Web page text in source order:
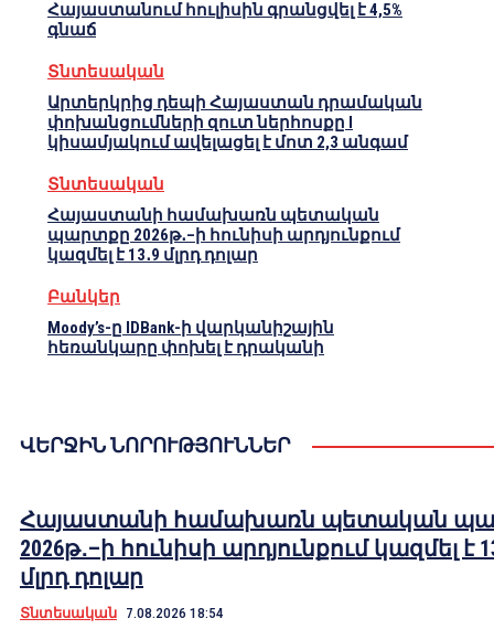
Հայաստանում հուլիսին գրանցվել է 4,5%
գնաճ
Տնտեսական
Արտերկրից դեպի Հայաստան դրամական
փոխանցումների զուտ ներհոսքը I
կիսամյակում ավելացել է մոտ 2,3 անգամ
Տնտեսական
Հայաստանի համախառն պետական
պարտքը 2026թ․–ի հունիսի արդյունքում
կազմել է 13․9 մլրդ դոլար
Բանկեր
Moody’s-ը IDBank-ի վարկանիշային
հեռանկարը փոխել է դրականի
ՎԵՐՋԻՆ ՆՈՐՈՒԹՅՈՒՆՆԵՐ
Հայաստանի համախառն պետական
2026թ․–ի հունիսի արդյունքում կազմել է
մլրդ դոլար
Տնտեսական 7.08.2026 18:54